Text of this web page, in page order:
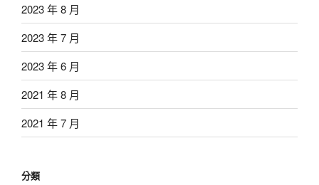
2023 年 8 月
2023 年 7 月
2023 年 6 月
2021 年 8 月
2021 年 7 月
分類